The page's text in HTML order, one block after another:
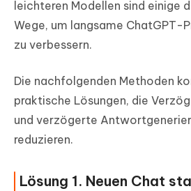
leichteren Modellen sind einige
Wege, um langsame ChatGPT-
zu verbessern.
Die nachfolgenden Methoden
praktische Lösungen, die
und verzögerte
reduzieren.
Lösung 1. Neuen Chat